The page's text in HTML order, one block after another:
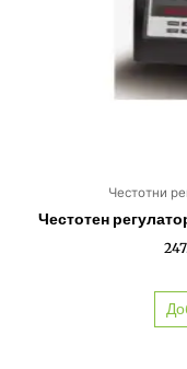
Честотни
Честотен